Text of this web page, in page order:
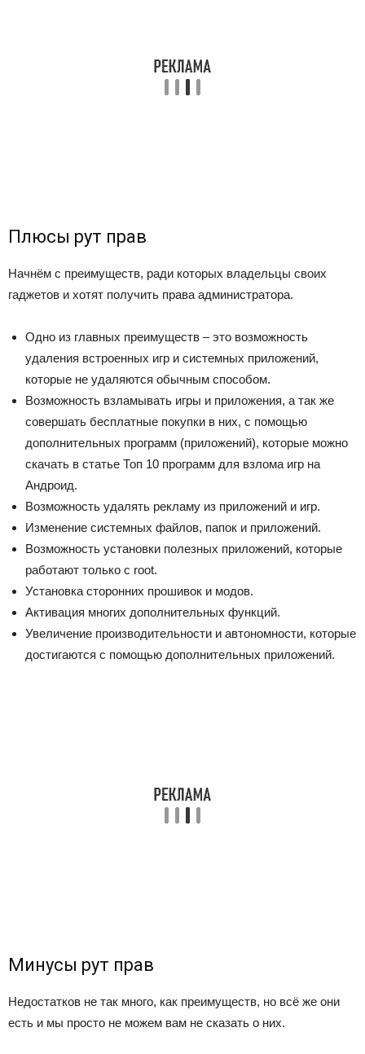
Плюсы рут прав
Начнём с преимуществ, ради которых владельцы своих
гаджетов и хотят получить права администратора.
Одно из главных преимуществ – это возможность
удаления встроенных игр и системных приложений,
которые не удаляются обычным способом.
Возможность взламывать игры и приложения, а так же
совершать бесплатные покупки в них, с помощью
дополнительных программ (приложений), которые можно
скачать в статье Топ 10 программ для взлома игр на
Андроид.
Возможность удалять рекламу из приложений и игр.
Изменение системных файлов, папок и приложений.
Возможность установки полезных приложений, которые
работают только с root.
Установка сторонних прошивок и модов.
Активация многих дополнительных функций.
Увеличение производительности и автономности, которые
достигаются с помощью дополнительных приложений.
Минусы рут прав
Недостатков не так много, как преимуществ, но всё же они
есть и мы просто не можем вам не сказать о них.